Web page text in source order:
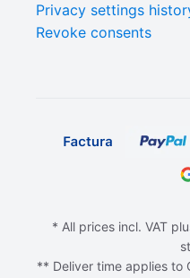
Privacy settings
Revoke consents
* All prices incl. VAT
** Deliver time applies to